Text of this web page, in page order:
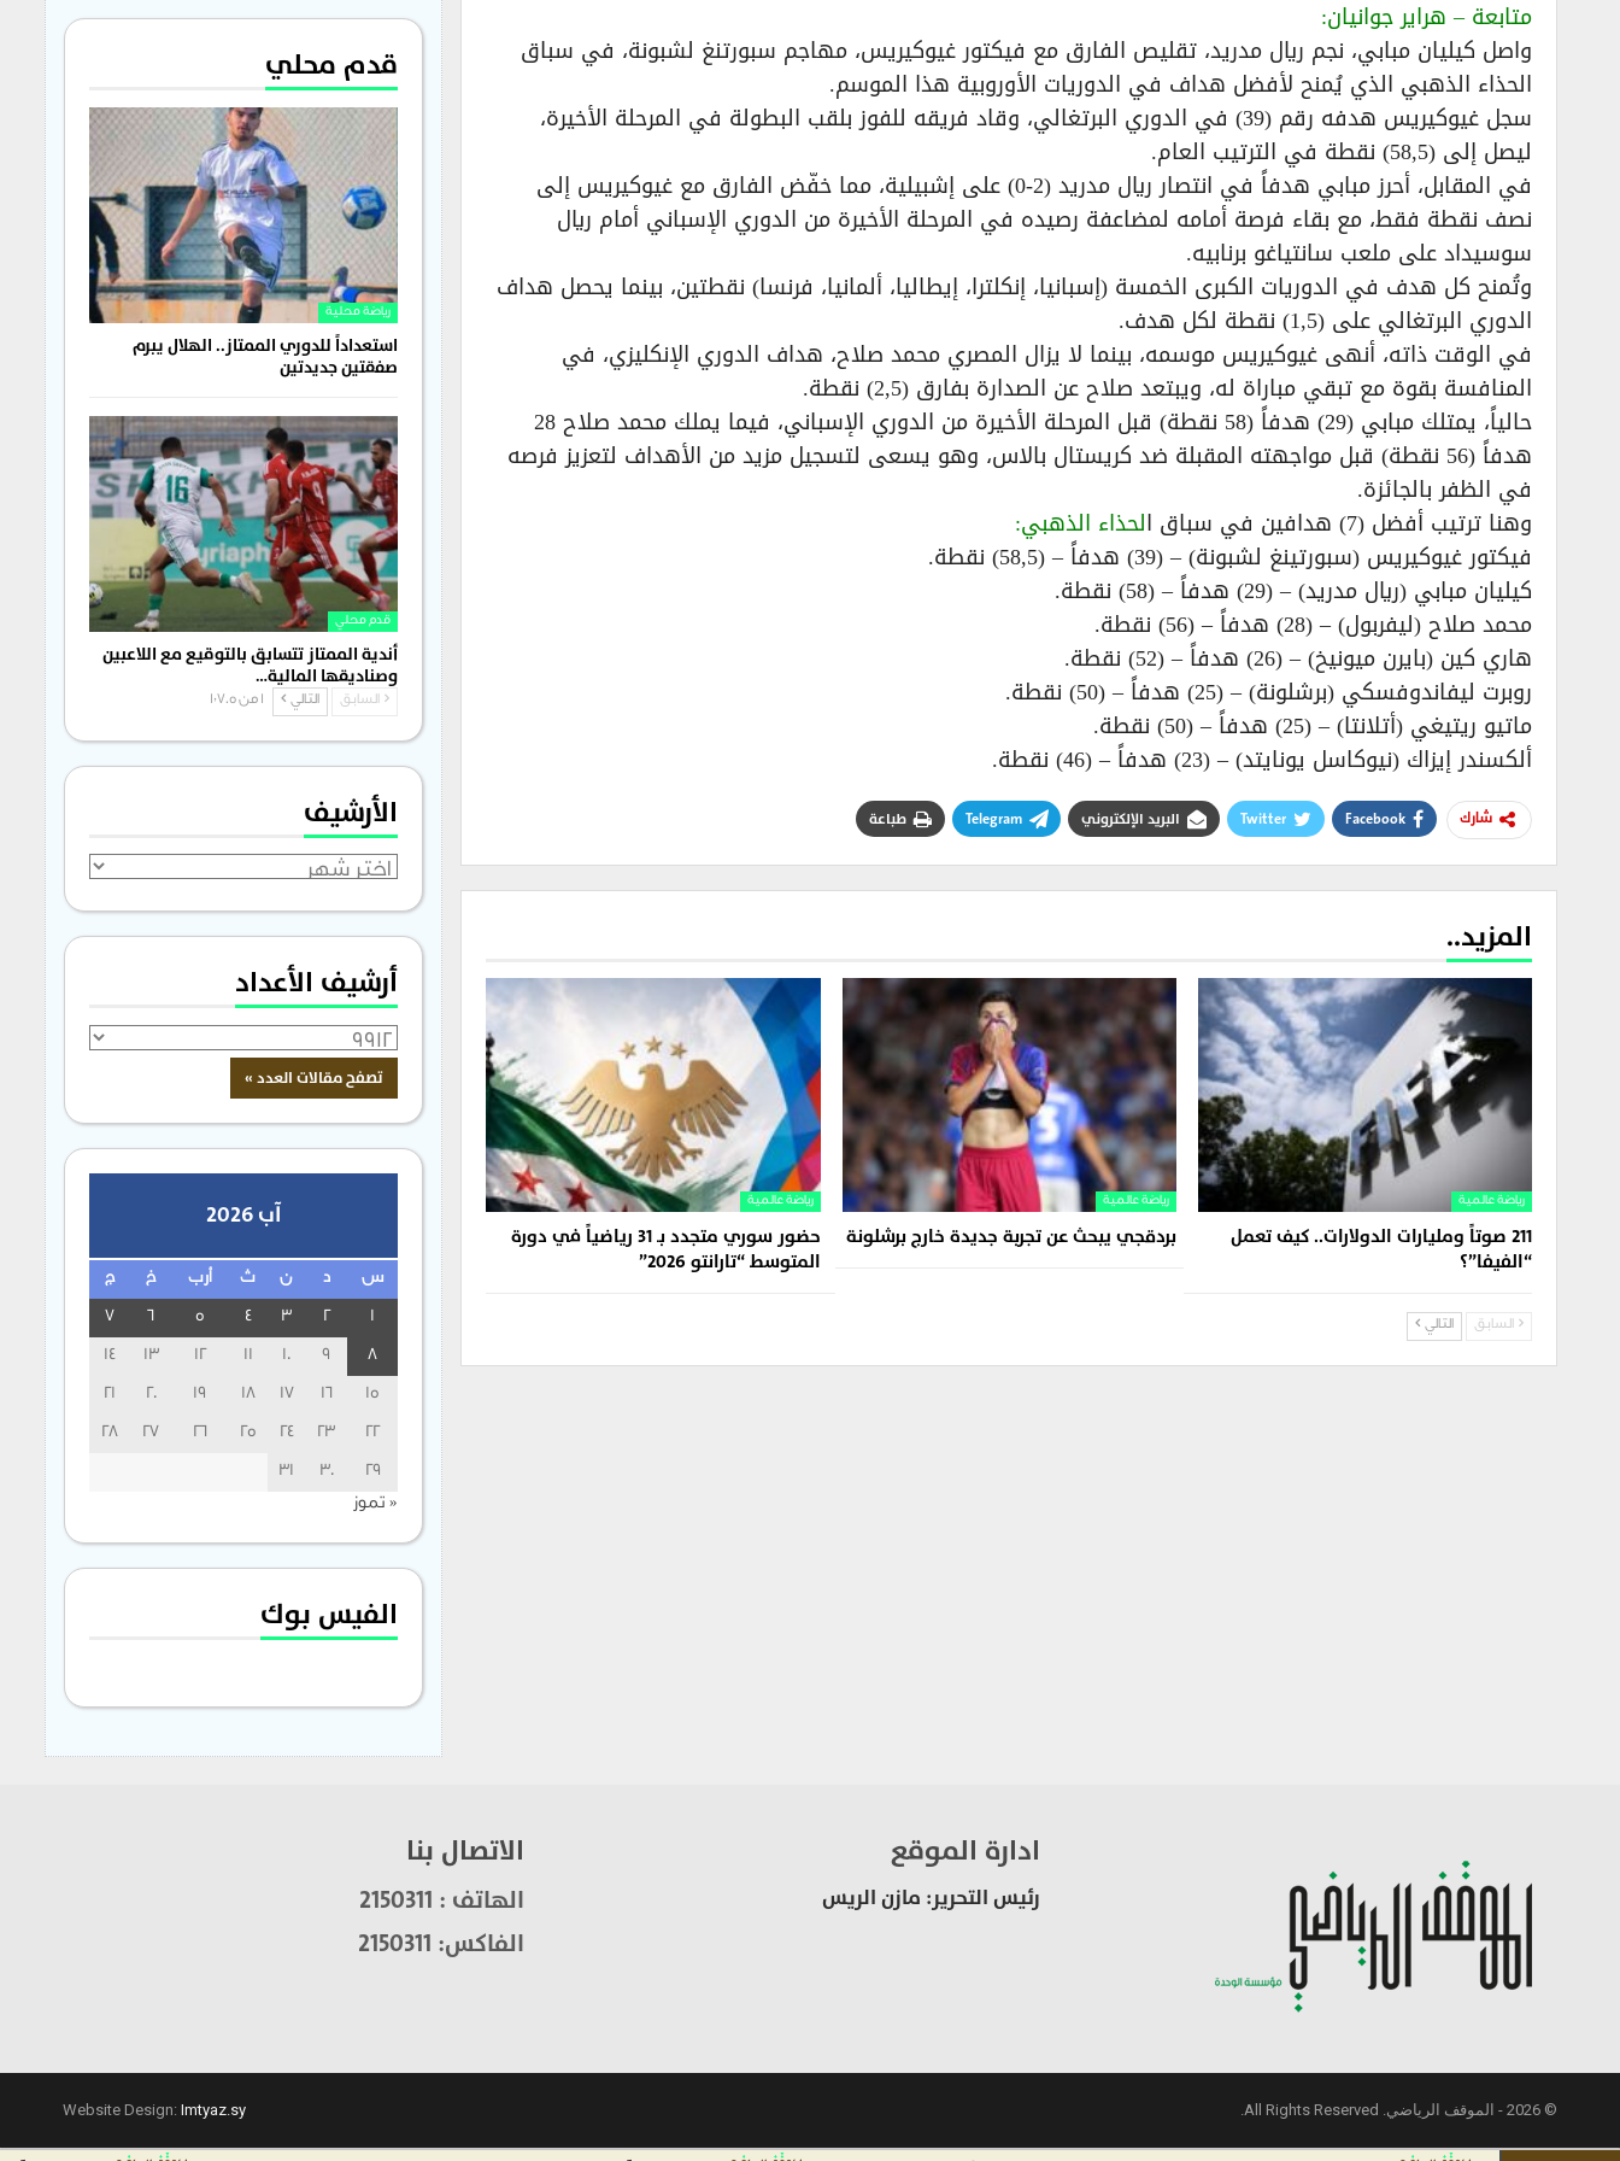
متابعة – هراير جوانيان:
واصل كيليان مبابي، نجم ريال مدريد، تقليص الفارق مع فيكتور غيوكيريس، مهاجم سبورتنغ لشبونة، في سباق
الحذاء الذهبي الذي يُمنح لأفضل هداف في الدوريات الأوروبية هذا الموسم.
سجل غيوكيريس هدفه رقم (39) في الدوري البرتغالي، وقاد فريقه للفوز بلقب البطولة في المرحلة الأخيرة،
ليصل إلى (58,5) نقطة في الترتيب العام.
في المقابل، أحرز مبابي هدفاً في انتصار ريال مدريد (2-0) على إشبيلية، مما خفّض الفارق مع غيوكيريس إلى
نصف نقطة فقط، مع بقاء فرصة أمامه لمضاعفة رصيده في المرحلة الأخيرة من الدوري الإسباني أمام ريال
سوسيداد على ملعب سانتياغو برنابيه.
وتُمنح كل هدف في الدوريات الكبرى الخمسة (إسبانيا، إنكلترا، إيطاليا، ألمانيا، فرنسا) نقطتين، بينما يحصل هداف
الدوري البرتغالي على (1,5) نقطة لكل هدف.
في الوقت ذاته، أنهى غيوكيريس موسمه، بينما لا يزال المصري محمد صلاح، هداف الدوري الإنكليزي، في
المنافسة بقوة مع تبقي مباراة له، ويبتعد صلاح عن الصدارة بفارق (2,5) نقطة.
حالياً، يمتلك مبابي (29) هدفاً (58 نقطة) قبل المرحلة الأخيرة من الدوري الإسباني، فيما يملك محمد صلاح 28
هدفاً (56 نقطة) قبل مواجهته المقبلة ضد كريستال بالاس، وهو يسعى لتسجيل مزيد من الأهداف لتعزيز فرصه
في الظفر بالجائزة.
وهنا ترتيب أفضل (7) هدافين في سباق ا
لحذاء الذهبي:
فيكتور غيوكيريس (سبورتينغ لشبونة) – (39) هدفاً – (58,5) نقطة.
كيليان مبابي (ريال مدريد) – (29) هدفاً – (58) نقطة.
محمد صلاح (ليفربول) – (28) هدفاً – (56) نقطة.
هاري كين (بايرن ميونيخ) – (26) هدفاً – (52) نقطة.
روبرت ليفاندوفسكي (برشلونة) – (25) هدفاً – (50) نقطة.
ماتيو ريتيغي (أتلانتا) – (25) هدفاً – (50) نقطة.
ألكسندر إيزاك (نيوكاسل يونايتد) – (23) هدفاً – (46) نقطة.
شارك Facebook
Twitter البريد الإلكتروني Telegram طباعة
المزيد..
رياضة عالمية
211 صوتاً ومليارات الدولارات.. كيف تعمل
“الفيفا”؟
رياضة عالمية
بردقجي يبحث عن تجربة جديدة خارج برشلونة
رياضة عالمية
حضور سوري متجدد بـ 31 رياضياً في دورة
المتوسط “تارانتو 2026”
السابق التالي
قدم محلي
رياضة محلية
استعداداً للدوري الممتاز.. الهلال يبرم
صفقتين جديدتين
قدم محلي
أندية الممتاز تتسابق بالتوقيع مع اللاعبين
وصناديقها المالية…
السابق التالي 1 من 1٬705
الأرشيف
الأرشيف
أرشيف الأعداد
آب 2026
س د ن ث أرب خ ج
1
2
3
4
5
6
7
8
9
10
11
12
13
14
15
16
17
18
19
20
21
22
23
24
25
26
27
28
29
30
31
« تموز
الفيس بوك
ادارة الموقع
رئيس التحرير: مازن الريس
الاتصال بنا
الهاتف : 2150311
الفاكس: 2150311
© 2026 - الموقف الرياضي. All Rights Reserved. Website Design: Imtyaz.sy